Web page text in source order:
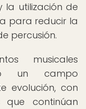
la utilización de
para reducir la
percusión.
musicales
un campo
evolución, con
que continúan